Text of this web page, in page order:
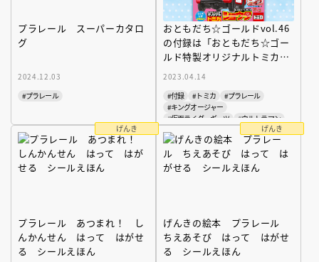
プラレール スーパーカタロ
グ
2024.12.03
#プラレール
おともだち☆ゴールドvol.46
の付録は「おともだち☆ゴー
ルド特製オリジナルトミカ
レスキューしきしゃ ショウ
2023.04.14
#付録
#トミカ
#プラレール
#キングオージャー
#仮面ライダーギーツ
#ウルトラマン
げんき
プラレール あつまれ！ し
んかんせん はって はがせ
る シールえほん
げんき
げんきの絵本 プラレール
ちえあそび はって はがせ
る シールえほん